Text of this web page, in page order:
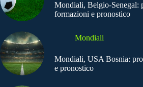
Mondiali, Belgio-Senegal:
formazioni e pronostico
Mondiali
Mondiali, USA Bosnia:
e pronostico